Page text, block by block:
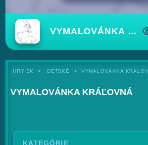
VYMALOVÁNKA KRÁĽOVNÁ
HRY.SK DETSKÉ VYMALOVÁNKA
VYMALOVÁNKA KRÁĽOVNÁ
KATEGÓRIE